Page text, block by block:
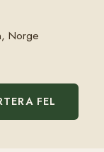
Norge
FEL